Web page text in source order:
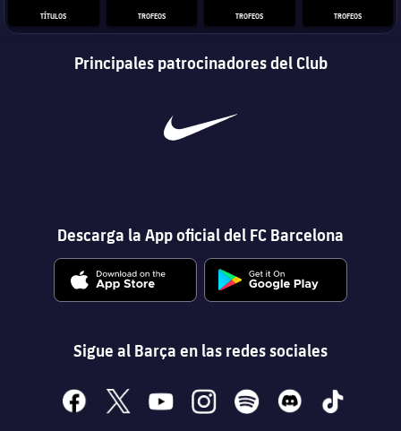
TÍTULOS TROFEOS TROFEOS TROFEOS
Principales patrocinadores del Club
Descarga la App oficial del FC Barcelona
Sigue al Barça en las redes sociales
facebook
x youtubeinstagramspotify discord tiktok